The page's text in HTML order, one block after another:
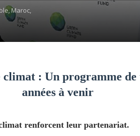
Maroc,
: Un programme
années à venir
renforcent leur partenariat.